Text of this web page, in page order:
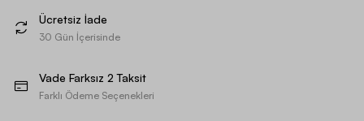
Ücretsiz İade
30 Gün İçerisinde
Vade Farksız 2 Taksit
Farklı Ödeme Seçenekleri